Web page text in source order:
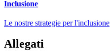
Inclusione
Le nostre strategie per l'inclusione
Allegati